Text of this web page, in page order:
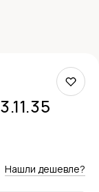
Нашли дешевле?